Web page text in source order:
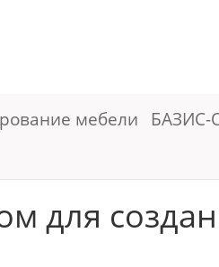
мебели БАЗИС-
для